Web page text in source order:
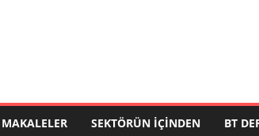
MAKALELER SEKTÖRÜN İÇINDEN BT